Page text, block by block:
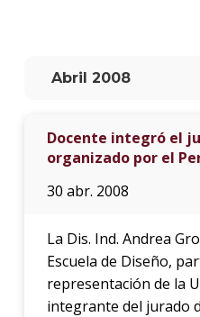
Abril 2008
Docente integró el
organizado por el
30 abr. 2008
La Dis. Ind. Andrea
Escuela de Diseño,
representación de la
integrante del jurado